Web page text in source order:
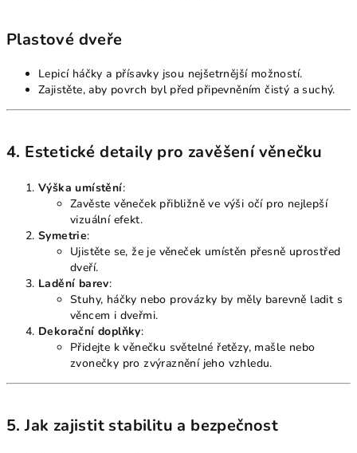
Plastové dveře
Lepicí háčky a přísavky jsou nejšetrnější možností.
Zajistěte, aby povrch byl před připevněním čistý a suchý.
4. Estetické detaily pro zavěšení věnečku
Výška umístění:
Zavěste věneček přibližně ve výši očí pro nejlepší
vizuální efekt.
Symetrie:
Ujistěte se, že je věneček umístěn přesně uprostřed
dveří.
Ladění barev:
Stuhy, háčky nebo provázky by měly barevně ladit s
věncem i dveřmi.
Dekorační doplňky:
Přidejte k věnečku světelné řetězy, mašle nebo
zvonečky pro zvýraznění jeho vzhledu.
5. Jak zajistit stabilitu a bezpečnost